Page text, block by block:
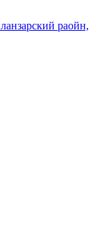
раойн,